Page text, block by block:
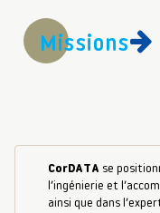
Missions
CorDATA se
l’ingénierie et
ainsi que dans